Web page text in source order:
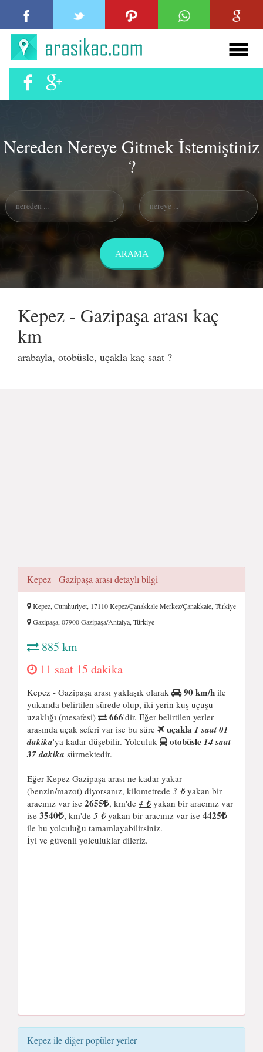
Nereden Nereye Gitmek İstemiştiniz
?
Kepez - Gazipaşa arası kaç
km
arabayla, otobüsle, uçakla kaç saat ?
Kepez - Gazipaşa arası detaylı bilgi
Kepez, Cumhuriyet, 17110 Kepez/Çanakkale Merkez/Çanakkale, Türkiye
Gazipaşa, 07900 Gazipaşa/Antalya, Türkiye
885 km
11 saat 15 dakika
Kepez - Gazipaşa arası yaklaşık olarak 90 km/h ile
yukarıda belirtilen sürede olup, iki yerin kuş uçuşu
uzaklığı (mesafesi)
666'dir. Eğer belirtilen yerler
arasında uçak seferi var ise bu süre
uçakla 1 saat 01
dakika'ya kadar düşebilir. Yolculuk otobüsle14 saat
37 dakika sürmektedir.
Eğer Kepez Gazipaşa arası ne kadar yakar
(benzin/mazot) diyorsanız, kilometrede 3 ₺yakan bir
aracınız var ise 2655 , km'de 4 ₺yakan bir aracınız var
ise 3540 , km'de 5 ₺yakan bir aracınız var ise 4425
ile bu yolculuğu tamamlayabilirsiniz.
İyi ve güvenli yolculuklar dileriz.
Kepez ile diğer popüler yerler